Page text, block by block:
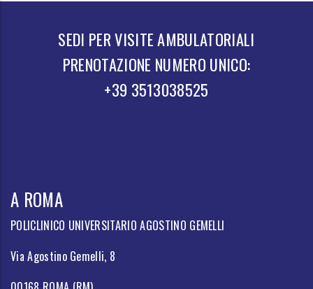
SEDI PER VISITE AMBULATORIALI
PRENOTAZIONE NUMERO UNICO:
+39 3513038525
A ROMA
POLICLINICO UNIVERSITARIO AGOSTINO GEMELLI
Via Agostino Gemelli, 8